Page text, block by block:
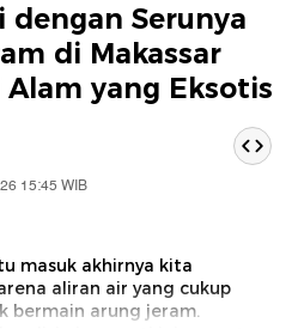
Serunya
di Makassar
yang Eksotis
15:45 WIB
masuk akhirnya kita
aliran air yang cukup
bermain arung jeram.